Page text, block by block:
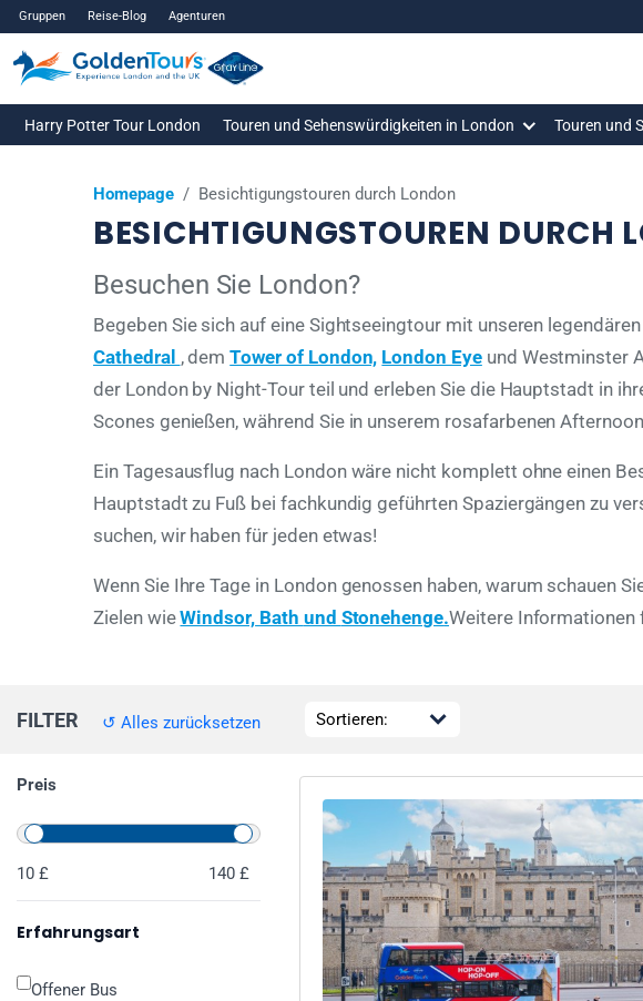
Gruppen Reise-Blog Agenturen
Harry Potter Tour London Touren und Sehenswürdigkeiten in London Touren und
Homepage / Besichtigungstouren durch London
BESICHTIGUNGSTOUREN DURCH
Besuchen Sie London?
Begeben Sie sich auf eine Sightseeingtour mit unseren legendären
Cathedral , demTower of London, London Eye und Westminster
der London by Night-Tour teil und erleben Sie die Hauptstadt in
Scones genießen, während Sie in unserem rosafarbenen
Ein Tagesausflug nach London wäre nicht komplett ohne einen
Hauptstadt zu Fuß bei fachkundig geführten Spaziergängen zu
suchen, wir haben für jeden etwas!
Wenn Sie Ihre Tage in London genossen haben, warum schauen
Zielen wieWindsor, Bath und Stonehenge.Weitere Informationen
FILTER ↺ Alles zurücksetzen
Preis
10 £ 140 £
Erfahrungsart
Offener Bus